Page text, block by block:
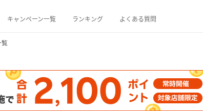
キャンペーン一覧 ランキング よくある質問
覧